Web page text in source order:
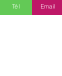
Tél Email